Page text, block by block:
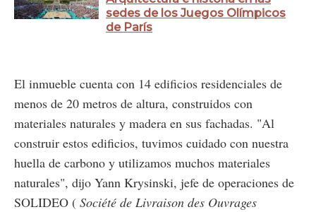
sedes de los Juegos Olímpicos
de París
El inmueble cuenta con 14 edificios residenciales de
menos de 20 metros de altura, construidos con
materiales naturales y madera en sus fachadas. "Al
construir estos edificios, tuvimos cuidado con nuestra
huella de carbono y utilizamos muchos materiales
naturales", dijo Yann Krysinski, jefe de operaciones de
SOLIDEO ( Société de Livraison des Ouvrages